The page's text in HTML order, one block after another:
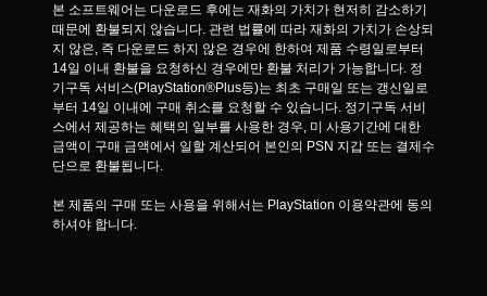
을
플
레
이
할
수
있
습
니
.
본 소프트웨어는 다운로드 후에는 재화의 가치가 현저히 감소하기
때문에 환불되지 않습니다. 관련 법률에 따라 재화의 가치가 손상되
지 않은, 즉 다운로드 하지 않은 경우에 한하여 제품 수령일로부터
14일 이내 환불을 요청하신 경우에만 환불 처리가 가능합니다. 정
기구독 서비스(PlayStation®Plus등)는 최초 구매일 또는 갱신일로
부터 14일 이내에 구매 취소를 요청할 수 있습니다. 정기구독 서비
스에서 제공하는 혜택의 일부를 사용한 경우, 미 사용기간에 대한
금액이 구매 금액에서 일할 계산되어 본인의 PSN 지갑 또는 결제수
단으로 환불됩니다.
본 제품의 구매 또는 사용을 위해서는 PlayStation 이용약관에 동의
하셔야 합니다.